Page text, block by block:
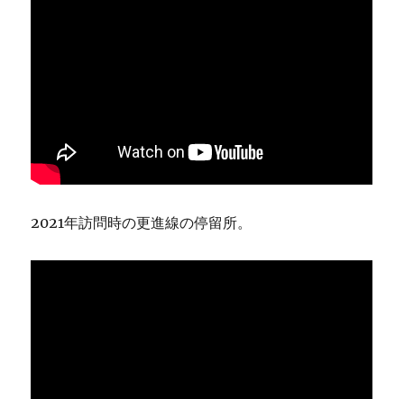
2021年訪問時の更進線の停留所。